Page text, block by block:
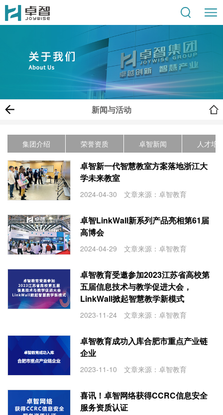
新闻与活动
集团介绍 荣誉资质 卓智新闻 人才培
卓智新一代智慧教室方案落地浙江大
学未来教室
2024-04-30 文章来源：卓智教育
卓智LinkWall新系列产品亮相第61届
高博会
2024-04-29 文章来源：卓智教育
卓智教育受邀参加2023江苏省高校第
五届信息技术与教学促进大会，
LinkWall掀起智慧教学新模式
2023-11-24 文章来源：卓智教育
卓智教育成功入库合肥市重点产业链
企业
2023-11-10 文章来源：卓智教育
喜讯！卓智网络获得CCRC信息安全
服务资质认证